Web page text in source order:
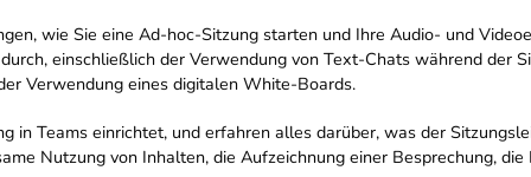
wie Sie eine Ad-hoc-Sitzung starten und Ihre Audio- und
einschließlich der Verwendung von Text-Chats während der
Verwendung eines digitalen White-Boards.
in Teams einrichtet, und erfahren alles darüber, was der
Nutzung von Inhalten, die Aufzeichnung einer Besprechung,